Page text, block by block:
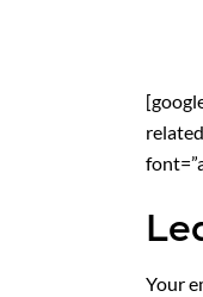
Your